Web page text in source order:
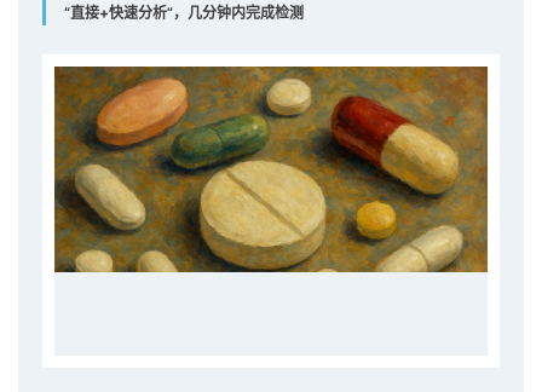
“直接+快速分析”，几分钟内完成检测